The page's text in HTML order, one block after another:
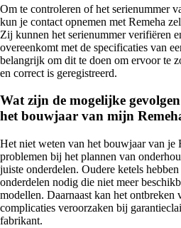
Om te controleren of het serienummer
kun je contact opnemen met Remeha
Zij kunnen het serienummer verifiëren
overeenkomt met de specificaties van
belangrijk om dit te doen om ervoor te
en correct is geregistreerd.
Wat zijn de mogelijke
het bouwjaar van mijn
Het niet weten van het bouwjaar van je
problemen bij het plannen van
juiste onderdelen. Oudere ketels
onderdelen nodig die niet meer
modellen. Daarnaast kan het ontbreken
complicaties veroorzaken bij
fabrikant.